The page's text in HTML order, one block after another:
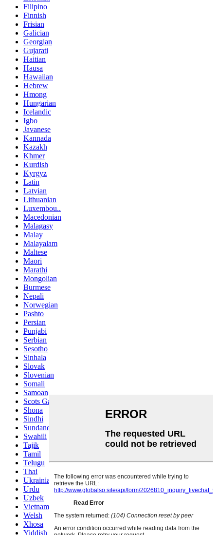
Filipino
Finnish
Frisian
Galician
Georgian
Gujarati
Haitian
Hausa
Hawaiian
Hebrew
Hmong
Hungarian
Icelandic
Igbo
Javanese
Kannada
Kazakh
Khmer
Kurdish
Kyrgyz
Latin
Latvian
Lithuanian
Luxembou..
Macedonian
Malagasy
Malay
Malayalam
Maltese
Maori
Marathi
Mongolian
Burmese
Nepali
Norwegian
Pashto
Persian
Punjabi
Serbian
Sesotho
Sinhala
Slovak
Slovenian
Somali
Samoan
Scots Gaelic
Shona
Sindhi
Sundanese
Swahili
Tajik
Tamil
Telugu
Thai
Ukrainian
Urdu
Uzbek
Vietnamese
Welsh
Xhosa
Yiddish